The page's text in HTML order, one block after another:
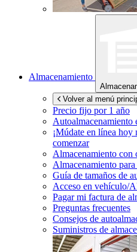
Almacenamiento
Volver al menú
Precio fijo por 1 año
Autoalmacenamiento
¡Múdate en línea hoy
comenzar
Almacenamiento con
Almacenamiento
Guía de tamaños de
Acceso en vehículo/
Pagar mi factura de
Preguntas frecuentes
Consejos de
Suministros de